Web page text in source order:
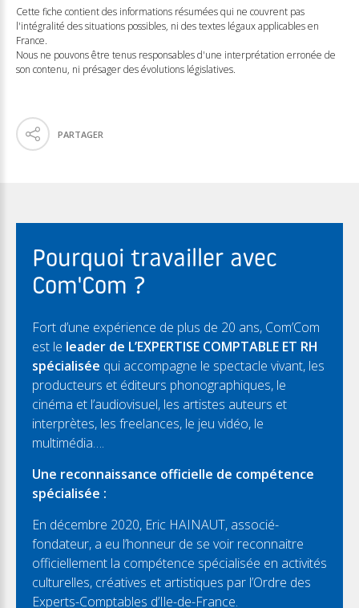
Cette fiche contient des informations résumées qui ne couvrent pas
l'intégralité des situations possibles, ni des textes légaux applicables en
France.
Nous ne pouvons être tenus responsables d'une interprétation erronée de
son contenu, ni présager des évolutions législatives.
PARTAGER
Pourquoi travailler avec
Com'Com ?
Fort d’une expérience de plus de 20 ans, Com’Com
est le leader de L’EXPERTISE COMPTABLE ET RH
spécialisée qui accompagne le spectacle vivant, les
producteurs et éditeurs phonographiques, le
cinéma et l’audiovisuel, les artistes auteurs et
interprètes, les freelances, le jeu vidéo, le
multimédia….
Une reconnaissance officielle de compétence
spécialisée :
En décembre 2020, Eric HAINAUT, associé-
fondateur, a eu l’honneur de se voir reconnaitre
officiellement la compétence spécialisée en activités
culturelles, créatives et artistiques par l’Ordre des
Experts-Comptables d’Ile-de-France.